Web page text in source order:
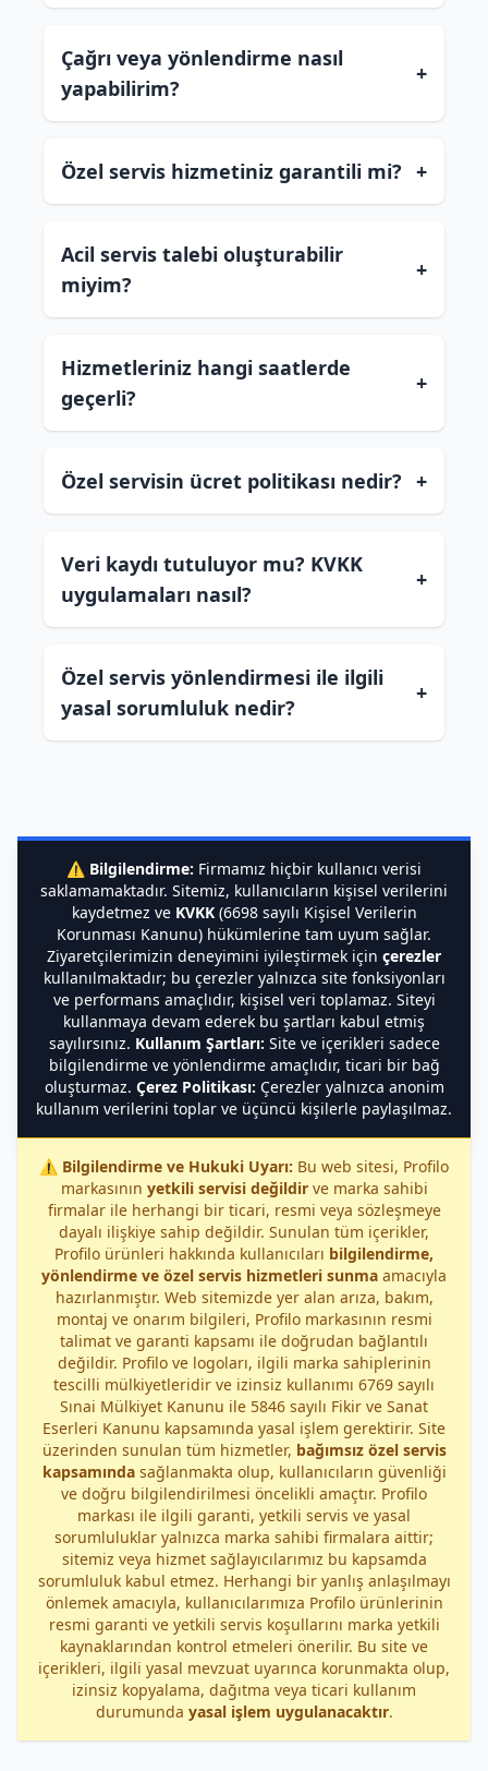
Çağrı veya yönlendirme nasıl
yapabilirim?
+
Özel servis hizmetiniz garantili mi? +
Acil servis talebi oluşturabilir
miyim?
+
Hizmetleriniz hangi saatlerde
geçerli?
+
Özel servisin ücret politikası nedir? +
Veri kaydı tutuluyor mu? KVKK
uygulamaları nasıl?
+
Özel servis yönlendirmesi ile ilgili
yasal sorumluluk nedir?
+
⚠️ Bilgilendirme: Firmamız hiçbir kullanıcı verisi
saklamamaktadır. Sitemiz, kullanıcıların kişisel verilerini
kaydetmez ve KVKK(6698 sayılı Kişisel Verilerin
Korunması Kanunu) hükümlerine tam uyum sağlar.
Ziyaretçilerimizin deneyimini iyileştirmek için çerezler
kullanılmaktadır; bu çerezler yalnızca site fonksiyonları
ve performans amaçlıdır, kişisel veri toplamaz. Siteyi
kullanmaya devam ederek bu şartları kabul etmiş
sayılırsınız. Kullanım Şartları: Site ve içerikleri sadece
bilgilendirme ve yönlendirme amaçlıdır, ticari bir bağ
oluşturmaz. Çerez Politikası: Çerezler yalnızca anonim
kullanım verilerini toplar ve üçüncü kişilerle paylaşılmaz.
⚠️ Bilgilendirme ve Hukuki Uyarı: Bu web sitesi, Profilo
markasının yetkili servisi değildirve marka sahibi
firmalar ile herhangi bir ticari, resmi veya sözleşmeye
dayalı ilişkiye sahip değildir. Sunulan tüm içerikler,
Profilo ürünleri hakkında kullanıcıları bilgilendirme,
yönlendirme ve özel servis hizmetleri sunma amacıyla
hazırlanmıştır. Web sitemizde yer alan arıza, bakım,
montaj ve onarım bilgileri, Profilo markasının resmi
talimat ve garanti kapsamı ile doğrudan bağlantılı
değildir. Profilo ve logoları, ilgili marka sahiplerinin
tescilli mülkiyetleridir ve izinsiz kullanımı 6769 sayılı
Sınai Mülkiyet Kanunu ile 5846 sayılı Fikir ve Sanat
Eserleri Kanunu kapsamında yasal işlem gerektirir. Site
üzerinden sunulan tüm hizmetler, bağımsız özel servis
kapsamındasağlanmakta olup, kullanıcıların güvenliği
ve doğru bilgilendirilmesi öncelikli amaçtır. Profilo
markası ile ilgili garanti, yetkili servis ve yasal
sorumluluklar yalnızca marka sahibi firmalara aittir;
sitemiz veya hizmet sağlayıcılarımız bu kapsamda
sorumluluk kabul etmez. Herhangi bir yanlış anlaşılmayı
önlemek amacıyla, kullanıcılarımıza Profilo ürünlerinin
resmi garanti ve yetkili servis koşullarını marka yetkili
kaynaklarından kontrol etmeleri önerilir. Bu site ve
içerikleri, ilgili yasal mevzuat uyarınca korunmakta olup,
izinsiz kopyalama, dağıtma veya ticari kullanım
durumunda yasal işlem uygulanacaktır.